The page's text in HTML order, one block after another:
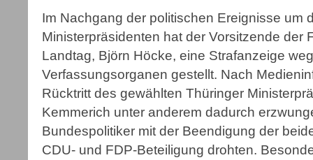
Im Nachgang der politischen Ereignisse um
Ministerpräsidenten hat der Vorsitzende der
Landtag, Björn Höcke, eine Strafanzeige
Verfassungsorganen gestellt. Nach
Rücktritt des gewählten Thüringer
Kemmerich unter anderem dadurch
Bundespolitiker mit der Beendigung der
CDU- und FDP-Beteiligung drohten.